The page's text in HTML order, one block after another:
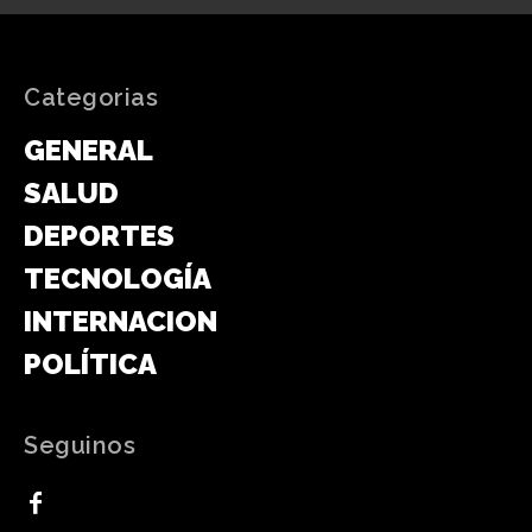
Categorias
GENERAL
SALUD
DEPORTES
TECNOLOGÍA
INTERNACIONAL
POLÍTICA
Seguinos